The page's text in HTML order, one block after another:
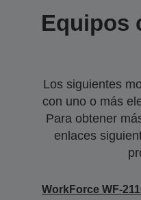
Equipos
Los siguientes
con uno o más
Para obtener
enlaces
WorkForce WF-